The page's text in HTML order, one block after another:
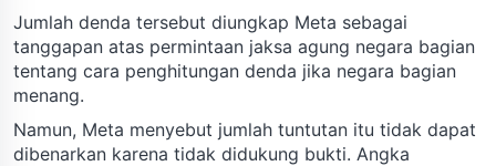
Jumlah denda tersebut diungkap Meta sebagai
tanggapan atas permintaan jaksa agung negara bagian
tentang cara penghitungan denda jika negara bagian
menang.
Namun, Meta menyebut jumlah tuntutan itu tidak dapat
dibenarkan karena tidak didukung bukti. Angka